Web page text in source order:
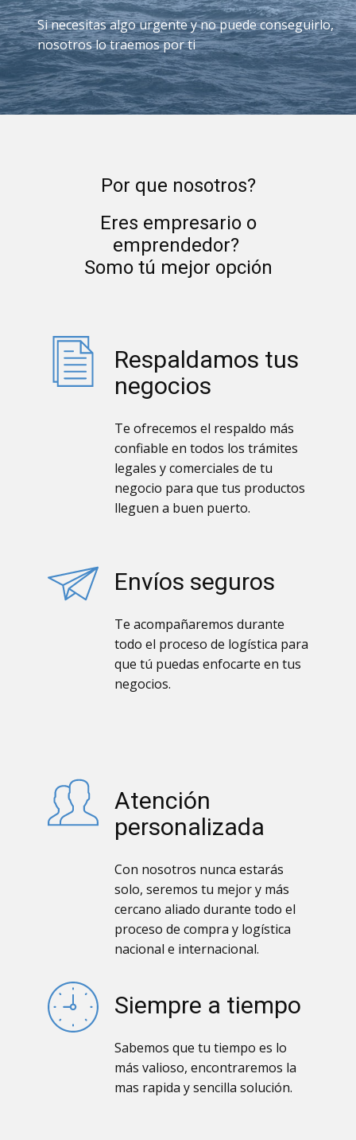
Si necesitas algo urgente y no puede conseguirlo,
nosotros lo traemos por ti
Por que nosotros?
Eres empresario o
emprendedor?
Somo tú mejor opción
Respaldamos tus
negocios
Te ofrecemos el respaldo más
confiable en todos los trámites
legales y comerciales de tu
negocio para que tus productos
lleguen a buen puerto.
Envíos seguros
Te acompañaremos durante
todo el proceso de logística para
que tú puedas enfocarte en tus
negocios.
Atención
personalizada
Con nosotros nunca estarás
solo, seremos tu mejor y más
cercano aliado durante todo el
proceso de compra y logística
nacional e internacional.
Siempre a tiempo
Sabemos que tu tiempo es lo
más valioso, encontraremos la
mas rapida y sencilla solución.